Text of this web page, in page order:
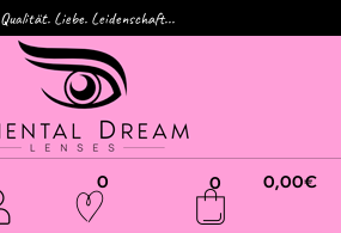
Qualität. Liebe. Leidenschaft...
0 0 0,00€